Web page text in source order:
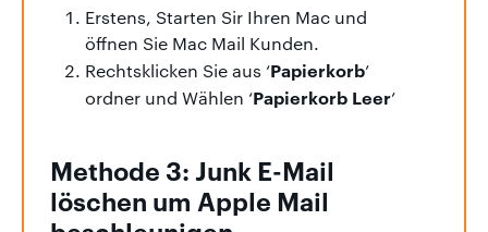
Erstens, Starten Sir Ihren Mac und
öffnen Sie Mac Mail Kunden.
Rechtsklicken Sie aus ‘Papierkorb’
ordner und Wählen ‘Papierkorb Leer’
Methode 3: Junk E-Mail
löschen um Apple Mail